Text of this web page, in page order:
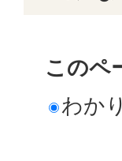
このペ
わか